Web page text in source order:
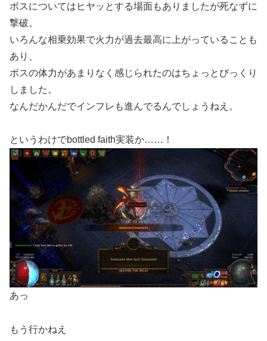
ボスについてはヒヤッとする場面もありましたが死なずに
撃破。
いろんな相乗効果で火力が過去最高に上がっていることも
あり、
ボスの体力があまりなく感じられたのはちょっとびっくり
しました。
なんだかんだでインフレも進んでるんでしょうねえ。
というわけでbottled faith実装か……！
あっ
もう行かねえ